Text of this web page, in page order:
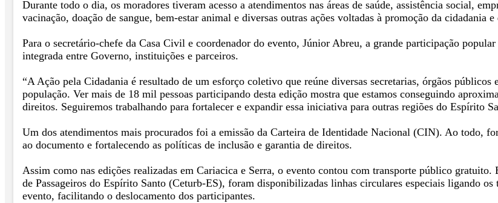
Durante todo o dia, os moradores tiveram acesso a atendimentos nas áreas de saúde, assistência social,
vacinação, doação de sangue, bem-estar animal e diversas outras ações voltadas à promoção da cidadania
Para o secretário-chefe da Casa Civil e coordenador do evento, Júnior Abreu, a grande participação
integrada entre Governo, instituições e parceiros.
“A Ação pela Cidadania é resultado de um esforço coletivo que reúne diversas secretarias, órgãos
população. Ver mais de 18 mil pessoas participando desta edição mostra que estamos conseguindo
direitos. Seguiremos trabalhando para fortalecer e expandir essa iniciativa para outras regiões do Espírito
Um dos atendimentos mais procurados foi a emissão da Carteira de Identidade Nacional (CIN). Ao todo,
ao documento e fortalecendo as políticas de inclusão e garantia de direitos.
Assim como nas edições realizadas em Cariacica e Serra, o evento contou com transporte público
de Passageiros do Espírito Santo (Ceturb-ES), foram disponibilizadas linhas circulares especiais ligando
evento, facilitando o deslocamento dos participantes.